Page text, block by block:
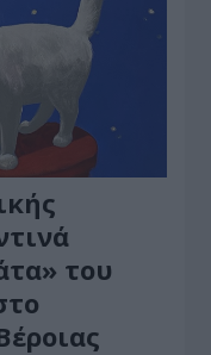
του